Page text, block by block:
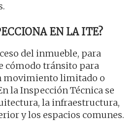
EN LA ITE?
del inmueble, para
cómodo tránsito para
movimiento limitado o
la Inspección Técnica se
la infraestructura,
y los espacios comunes.